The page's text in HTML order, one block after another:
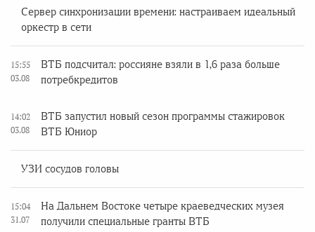
Сервер синхронизации времени: настраиваем идеальный
оркестр в сети
15:55
03.08
ВТБ подсчитал: россияне взяли в 1,6 раза больше
потребкредитов
14:02
03.08
ВТБ запустил новый сезон программы стажировок
ВТБ Юниор
УЗИ сосудов головы
15:04
31.07
На Дальнем Востоке четыре краеведческих музея
получили специальные гранты ВТБ